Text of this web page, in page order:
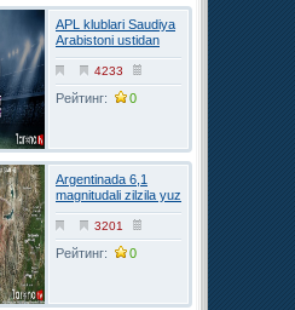
APL klublari Saudiya
Arabistoni ustidan
FIFAga shikoyat
qilmoqchi4233
Рейтинг: 0
Argentinada 6,1
magnitudali zilzila yuz
berdi
3201
Рейтинг: 0